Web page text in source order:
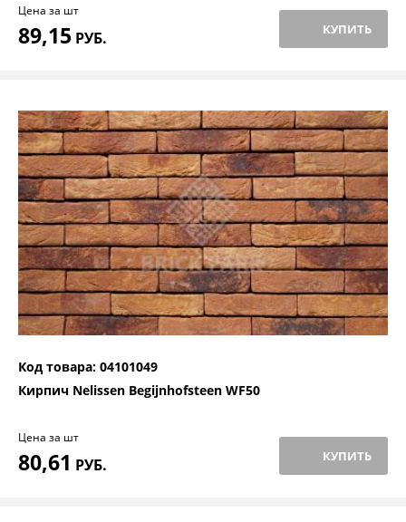
Цена за шт
89,15 РУБ. КУПИТЬ
Код товара: 04101049
Кирпич Nelissen Begijnhofsteen WF50
Цена за шт
80,61 РУБ. КУПИТЬ